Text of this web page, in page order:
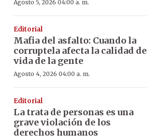
Agosto 5, 2026 04:00 a. m.
Editorial
Mafia del asfalto: Cuando la
corruptela afecta la calidad de
vida de la gente
Agosto 4, 2026 04:00 a. m.
Editorial
La trata de personas es una
grave violación de los
derechos humanos